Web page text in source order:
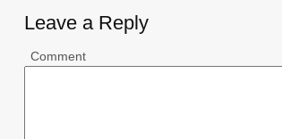
Leave a Reply
Comment